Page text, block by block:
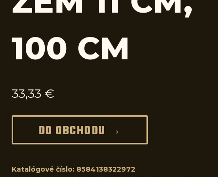
100 CM
33,33 €
DO OBCHODU →
Katalógové číslo: 8584138322972